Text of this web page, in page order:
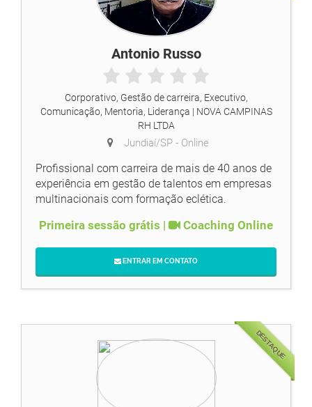
Antonio Russo
Corporativo, Gestão de carreira, Executivo,
Comunicação, Mentoria, Liderança | NOVA CAMPINAS
RH LTDA
Jundiaí/SP - Online
Profissional com carreira de mais de 40 anos de
experiência em gestão de talentos em empresas
multinacionais com formação eclética.
Primeira sessão grátis | Coaching Online
ENTRAR EM CONTATO
DESTAQUE